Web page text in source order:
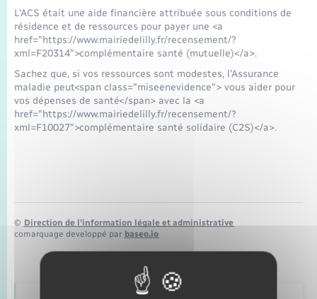
L'ACS était une aide financière attribuée sous conditions de
résidence et de ressources pour payer une <a
href="https://www.mairiedelilly.fr/recensement/?
xml=F20314">complémentaire santé (mutuelle)</a>.
Sachez que, si vos ressources sont modestes, l’Assurance
maladie peut<span class="miseenevidence"> vous aider pour
vos dépenses de santé</span> avec la <a
href="https://www.mairiedelilly.fr/recensement/?
xml=F10027">complémentaire santé solidaire (C2S)</a>.
© Direction de l’information légale et administrative
comarquage developpé par baseo.io